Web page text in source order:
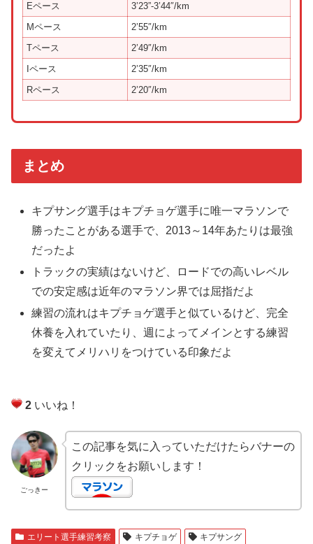
Eペース
3’23”-3’44″/km
Mペース
2’55″/km
Tペース
2’49″/km
Iペース
2’35″/km
Rペース
2’20″/km
まとめ
キプサング選手はキプチョゲ選手に唯一マラソンで
勝ったことがある選手で、2013～14年あたりは最強
だったよ
トラックの実績はないけど、ロードでの高いレベル
での安定感は近年のマラソン界では屈指だよ
練習の流れはキプチョゲ選手と似ているけど、完全
休養を入れていたり、週によってメインとする練習
を変えてメリハリをつけている印象だよ
2 いいね！
ごっきー
この記事を気に入っていただけたらバナーの
クリックをお願いします！
エリート選手練習考察 キプチョゲ キプサング